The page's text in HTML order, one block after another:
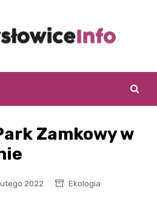
Zamkowy w
2022 Ekologia